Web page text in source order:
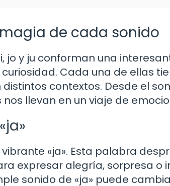
de cada sonido
jo y ju conforman una
Cada una de ellas
contextos. Desde el
nos llevan en un viaje de
«ja». Esta palabra
expresar alegría, sorpresa o
sonido de «ja» puede